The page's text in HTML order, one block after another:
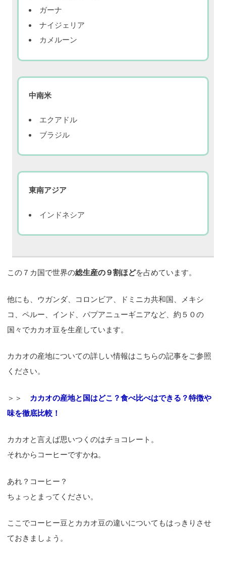
ガーナ
ナイジェリア
カメルーン
中南米
エクアドル
ブラジル
東南アジア
インドネシア
この７カ国で世界の総生産の９割ほどを占めています。
他にも、ウガンダ、コロンビア、ドミニカ共和国、メキシ
コ、ペルー、インド、パプアニューギニアなど、約５０の
国々でカカオ豆を生産しています。
カカオの産地についての詳しい情報はこちらの記事をご参照
ください。
＞＞ カカオの産地と国はどこ？食べ比べはできる？特徴や
味を徹底比較！
カカオと言えば思いつくのはチョコレート。
それからコーヒーですかね。
あれ？コーヒー？
ちょっとまってください。
ここでコーヒー豆とカカオ豆の違いについてもはっきりさせ
ておきましょう。